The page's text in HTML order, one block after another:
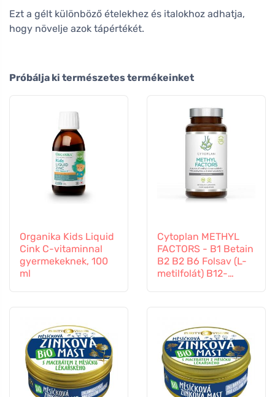
Ezt a gélt különböző ételekhez és italokhoz adhatja,
hogy növelje azok tápértékét.
Próbálja ki természetes termékeinket
Organika Kids Liquid
Cink C-vitaminnal
gyermekeknek, 100
ml
Cytoplan METHYL
FACTORS - B1 Betain
B2 B2 B6 Folsav (L-
metilfolát) B12-